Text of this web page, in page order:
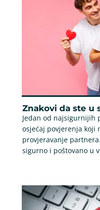
Znakovi da ste u
Jedan od najsigurnijih
osjećaj povjerenja koji
provjeravanje
sigurno i poštovano u